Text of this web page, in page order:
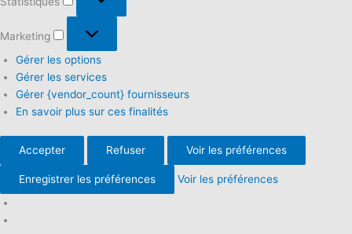
Marketing
Gérer les options
Gérer les services
Gérer {vendor_count} fournisseurs
En savoir plus sur ces finalités
Accepter Refuser Voir les préférences
Enregistrer les préférences Voir les préférences